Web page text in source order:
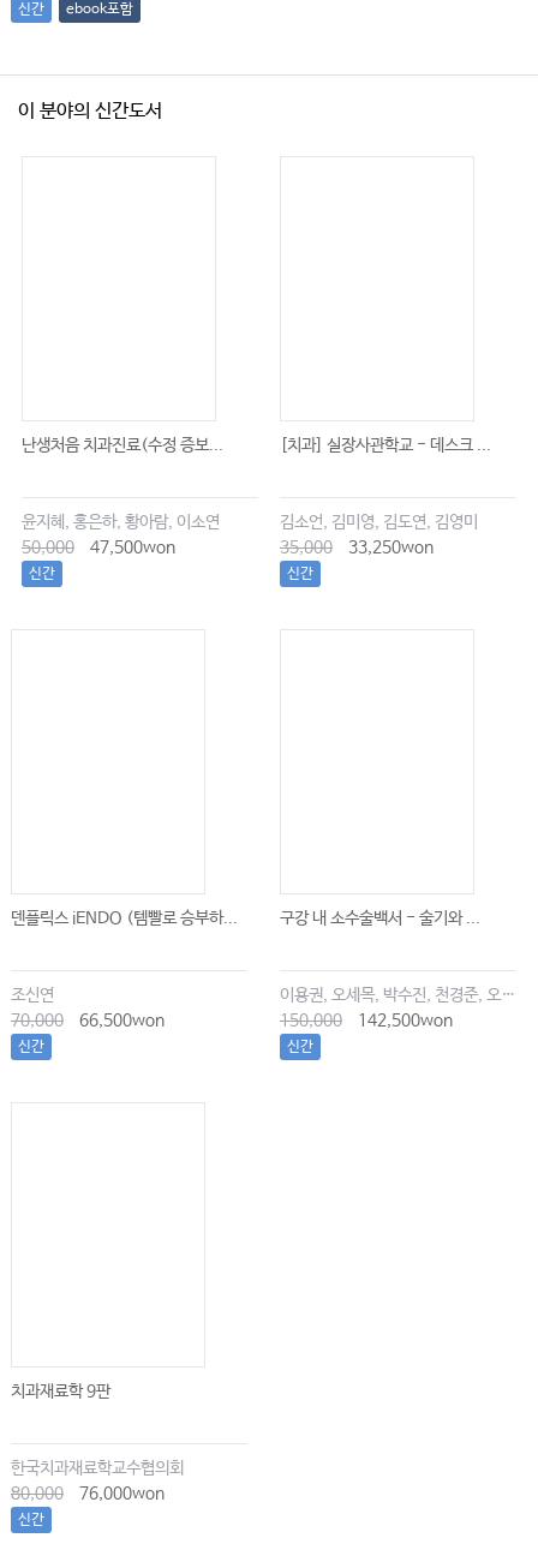
신간 ebook포함
이 분야의 신간도서
난생처음 치과진료(수정 증보...
윤지혜, 홍은하, 황아람, 이소연
50,000
47,500won
신간
[치과] 실장사관학교 - 데스크 ...
김소언, 김미영, 김도연, 김영미
35,000
33,250won
신간
덴플릭스 iENDO (템빨로 승부하...
조신연
70,000
66,500won
신간
구강 내 소수술백서 - 술기와 ...
이용권, 오세목, 박수진, 천경준, 오한솔
150,000
142,500won
신간
치과재료학 9판
한국치과재료학교수협의회
80,000
76,000won
신간